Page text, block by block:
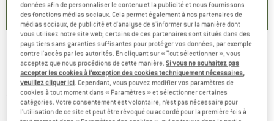
LIEWOOD -Kid's Dove Swim Vest - Gilet de
sauvetage
(0)
données afin de personnaliser le contenu et la publicité et nous fournissons
des fonctions médias sociaux. Cela permet également à nos partenaires de
médias sociaux, de publicité et d'analyse de s'informer sur la manière dont
vous utilisez notre site web; certains de ces partenaires sont situés dans des
pays tiers sans garanties suffisantes pour protéger vos données, par exemple
contre l'accès par les autorités. En cliquant sur « Tout sélectionner », vous
acceptez que nous procédions de cette manière.Si vous ne souhaitez pas
accepter les cookies à l’exception des cookies techniquement nécessaires,
veuillez cliquer ici. Cependant, vous pouvez modifier vos paramètres de
cookies à tout moment dans « Paramètres » et sélectionner certaines
catégories. Votre consentement est volontaire, n’est pas nécessaire pour
l’utilisation de ce site et peut être révoqué ou accordé pour la première fois à